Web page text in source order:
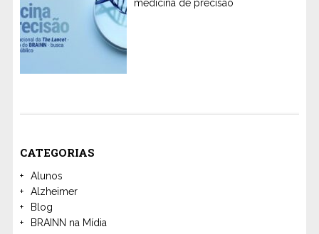
medicina de precisão
CATEGORIAS
Alunos
Alzheimer
Blog
BRAINN na Mídia